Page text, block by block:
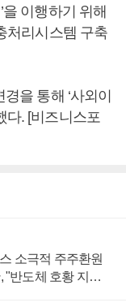
이행하기 위해
처리시스템 구축
을 통해 ‘사외이
다. [비즈니스포
소극적 주주환원
"반도체 호황 지속